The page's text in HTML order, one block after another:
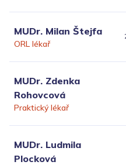
MUDr. Milan Štejfa
ORL lékař
MUDr. Zdenka
Rohovcová
Praktický lékař
MUDr. Ludmila
Plocková